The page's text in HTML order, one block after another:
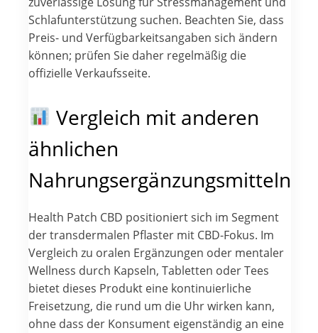
Schlafunterstützung suchen. Beachten Sie, dass
Preis- und Verfügbarkeitsangaben sich ändern
können; prüfen Sie daher regelmäßig die
offizielle Verkaufsseite.
Vergleich mit anderen
ähnlichen
Nahrungsergänzungsmitteln
Health Patch CBD positioniert sich im Segment
der transdermalen Pflaster mit CBD-Fokus. Im
Vergleich zu oralen Ergänzungen oder mentaler
Wellness durch Kapseln, Tabletten oder Tees
bietet dieses Produkt eine kontinuierliche
Freisetzung, die rund um die Uhr wirken kann,
ohne dass der Konsument eigenständig an eine